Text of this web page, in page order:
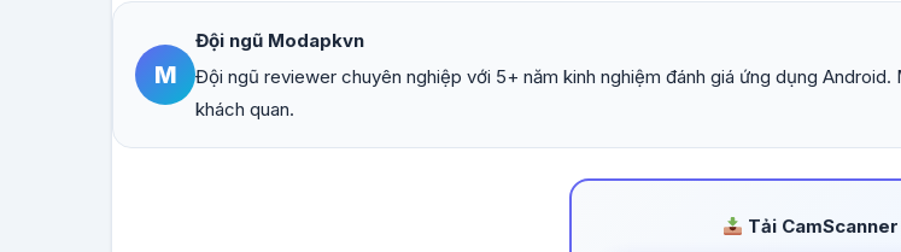
M
Đội ngũ Modapkvn
Đội ngũ reviewer chuyên nghiệp với 5+ năm kinh nghiệm đánh giá ứng dụng
khách quan.
Tải CamScanner